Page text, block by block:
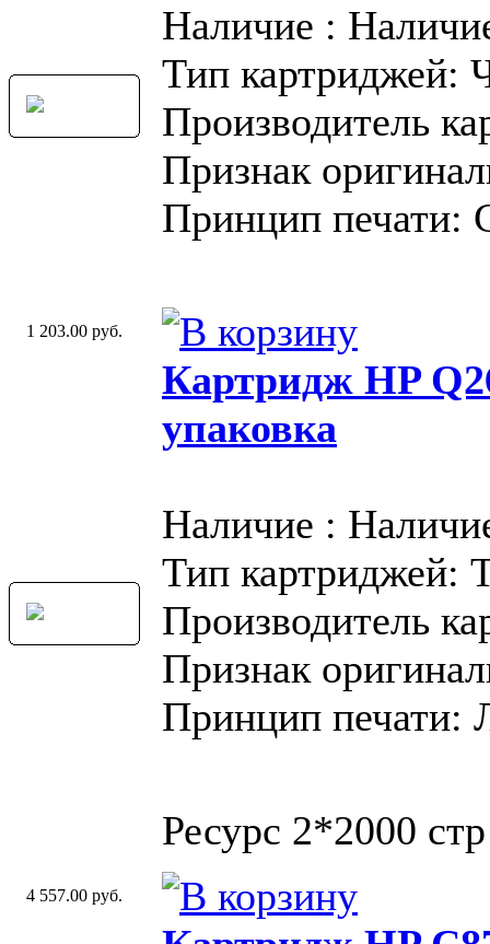
Наличие :
Тип картриджей:
Производитель
Признак
Принцип печати:
1 203.00 руб.
Картридж HP
упаковка
Наличие :
Тип картриджей:
Производитель
Признак
Принцип печати:
Ресурс 2*2000
4 557.00 руб.